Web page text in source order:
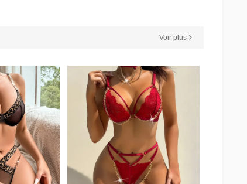
Voir plus